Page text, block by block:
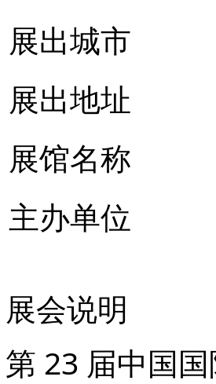
展出城市
展出地址
展馆名称
主办单位
展会说明
第 23 届中国